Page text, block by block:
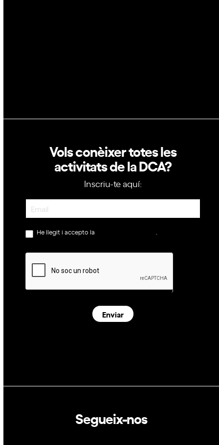
Vols conèixer totes les
activitats de la DCA?
Inscriu-te aquí:
Newsletter
He llegit i accepto la
Enviar
Segueix-nos